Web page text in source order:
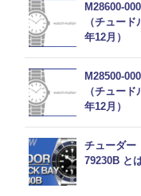
M28600-
（チュー
年12月）
M28500-
（チュー
年12月）
チューダー
79230B と